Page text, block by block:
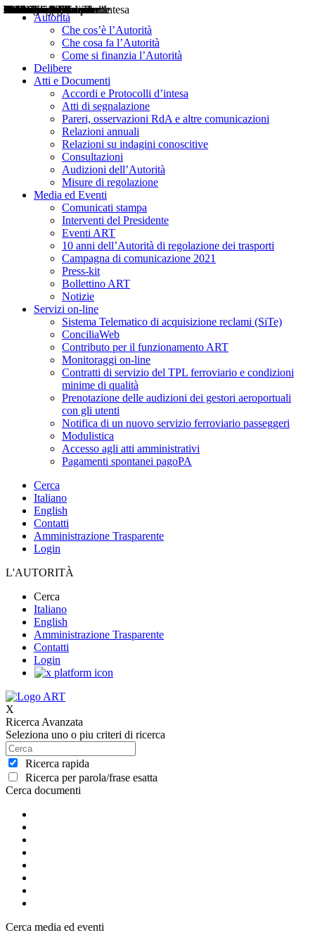
Autorità
Che cos’è l’Autorità
Che cosa fa l’Autorità
Come si finanzia l’Autorità
Delibere
Atti e Documenti
Accordi e Protocolli d’intesa
Atti di segnalazione
Pareri, osservazioni RdA e altre comunicazioni
Relazioni annuali
Relazioni su indagini conoscitive
Consultazioni
Audizioni dell’Autorità
Misure di regolazione
Media ed Eventi
Comunicati stampa
Interventi del Presidente
Eventi ART
10 anni dell’Autorità di regolazione dei trasporti
Campagna di comunicazione 2021
Press-kit
Bollettino ART
Notizie
Servizi on-line
Sistema Telematico di acquisizione reclami (SiTe)
ConciliaWeb
Contributo per il funzionamento ART
Monitoraggi on-line
Contratti di servizio del TPL ferroviario e condizioni
minime di qualità
Prenotazione delle audizioni dei gestori aeroportuali
con gli utenti
Notifica di un nuovo servizio ferroviario passeggeri
Modulistica
Accesso agli atti amministrativi
Pagamenti spontanei pagoPA
Cerca
Italiano
English
Contatti
Amministrazione Trasparente
Login
L'AUTORITÀ
Cerca
Italiano
English
Amministrazione Trasparente
Contatti
Login
X
Ricerca Avanzata
Seleziona uno o piu criteri di ricerca
Ricerca rapida
Ricerca per parola/frase esatta
Cerca documenti
Delibere
Pareri
Consultazioni
Audizioni
Atti di Segnalazione
Accordi e Protocolli d'Intesa
Relazioni annuali
Misure di regolazione
Cerca media ed eventi
Notizie
Comunicati Stampa
Bollettini ART
Convegni ART
Interviste del Presidente
Articoli in primo piano
Interventi del Presidente
2004
2005
2010
2013
2014
2015
2016
2017
2018
2019
202
2020
2021
2022
2023
2024
2025
2026
Aereo
Marittimo
Terrestre